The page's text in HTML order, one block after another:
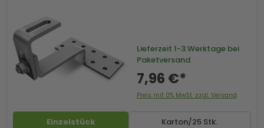
Einzelstück Karton/25 Stk.
Lieferzeit 1-3 Werktage bei
Paketversand
7,96 €*
Preis mit 0% MwSt. zzgl. Versand